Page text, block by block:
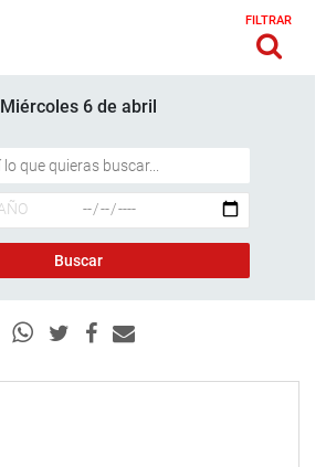
FILTRAR
Miércoles 6 de abril